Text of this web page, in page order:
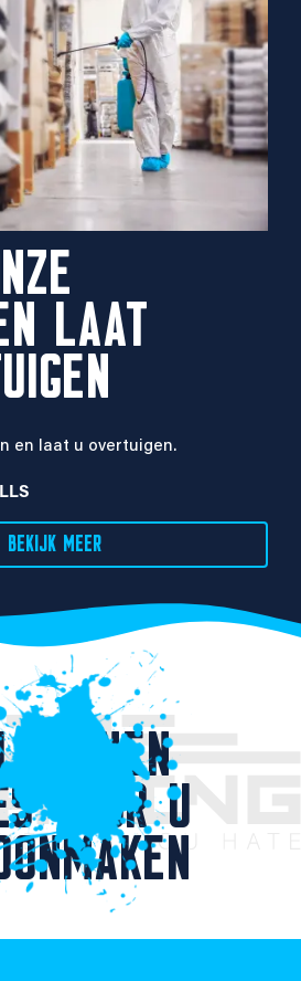
LAAT
en laat u overtuigen.
BEKIJK MEER
KUNNEN
VOOR U